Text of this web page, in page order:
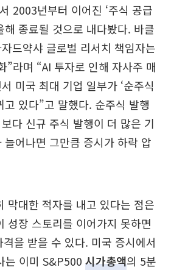
2003년부터 이어진 ‘주식 공급
해 종료될 것으로 내다봤다. 바클
드약샤 글로벌 리서치 책임자는
”라며 “AI 투자로 인해 자사주 매
미국 최대 기업 일부가 ‘순주식
고 있다”고 말했다. 순주식 발행
다 신규 주식 발행이 더 많은 기
늘어나면 그만큼 증시가 하락 압
막대한 적자를 내고 있다는 점은
성장 스토리를 이어가지 못하면
을 받을 수 있다. 미국 증시에서
는 이미 S&P500 시가총액의 5분